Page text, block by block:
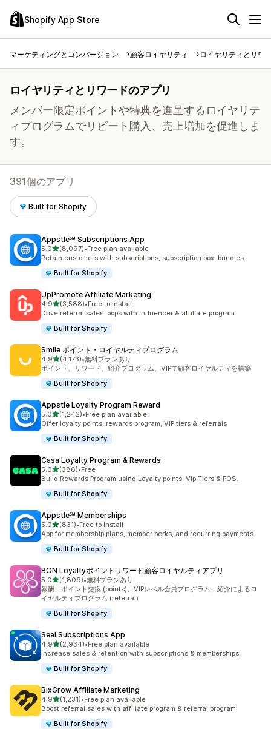
Shopify App Store
マーケティングとコンバージョン 顧客ロイヤリティ ロイヤリティとリワ
ロイヤリティとリワードのアプリ
メンバー限定ポイントや特典を進呈するロイヤリテ
ィプログラムでリピート購入、売上増加を促進しま
す。
391個のアプリ
Built for Shopify
Appstle℠ Subscriptions App
5.05つ星中
(8,097)
合計レビュー数：8097件
•Free plan available
Retain customers with subscriptions, subscription box, bundles
Built for Shopify
UpPromote Affiliate Marketing
4.95つ星中
(3,588)
合計レビュー数：3588件
•Free to install
Drive referral sales loops with influencer & affiliate program
Built for Shopify
Smile ポイント・ロイヤルティプログラム
4.95つ星中
(4,173)
合計レビュー数：4173件
•無料プランあり
ポイント、リワード、紹介プログラム、VIPで顧客ロイヤルティを構築
Built for Shopify
Appstle Loyalty Program Reward
5.05つ星中
(1,242)
合計レビュー数：1242件
•Free plan available
Offer loyalty points, rewards program, VIP tiers & referrals
Built for Shopify
Casa Loyalty Program & Rewards
5.05つ星中
(386)
合計レビュー数：386件
•Free
Build Rewards Program using Loyalty points, Vip Tiers & POS.
Built for Shopify
Appstle℠ Memberships
5.05つ星中
(831)
合計レビュー数：831件
•Free to install
App for membership plans, member perks, and recurring payments
Built for Shopify
BON Loyaltyポイントリワード顧客ロイヤルティアプリ
5.05つ星中
(1,809)
合計レビュー数：1809件
•無料プランあり
報酬、ポイント交換 (points)、VIPレベル会員プログラム、紹介によるロ
イヤルティプログラム (referral)
Built for Shopify
Seal Subscriptions App
4.95つ星中
(2,934)
合計レビュー数：2934件
•Free plan available
Increase sales & retention with subscriptions & memberships!
Built for Shopify
BixGrow Affiliate Marketing
4.95つ星中
(1,231)
合計レビュー数：1231件
•Free plan available
Boost referral sales with affiliate program & referral program
Built for Shopify